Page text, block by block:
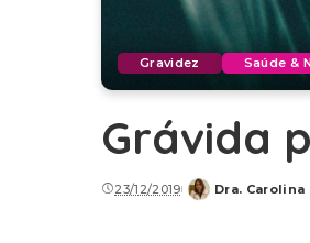
Gravidez Saúde &
Grávida
23/12/2019
Posted
Dra.